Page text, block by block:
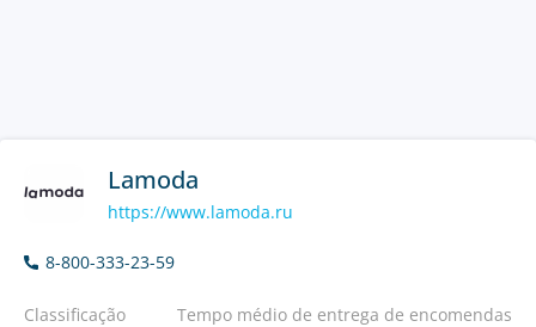
Lamoda
https://www.lamoda.ru
8-800-333-23-59
Classificação Tempo médio de entrega de encomendas